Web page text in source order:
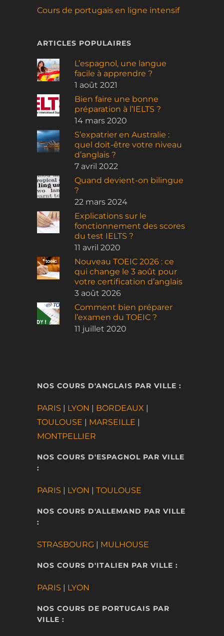
Cours de portugais en ligne intensif
ARTICLES POPULAIRES
L’espagnol, une langue
facile à apprendre ?
1 août 2021
Bien faire une bonne
préparation à l’IELTS ?
14 mars 2020
S’expatrier en Australie :
quel doit-être votre niveau
d’anglais ?
7 avril 2022
Quand devient-on bilingue
?
22 mars 2024
Explications sur le
fonctionnement des scores
du test IELTS ?
11 avril 2020
Nouveau TOEIC 2026 : ce
qui change le 3 août pour
votre certification d’anglais
3 août 2026
Comment bien préparer
l’examen du TOEIC ?
11 juillet 2020
NOS COURS D'ANGLAIS PAR VILLE :
PARIS LYON BORDEAUX
TOULOUSE
MARSEILLE
MONTPELLIER
NOS COURS D'ESPAGNOL PAR VILLE
:
PARIS LYON TOULOUSE
NOS COURS D'ALLEMAND PAR VILLE
:
STRASBOURG MULHOUSE
NOS COURS D'ITALIEN PAR VILLE :
PARIS LYON
NOS COURS DE PORTUGAIS PAR
VILLE :